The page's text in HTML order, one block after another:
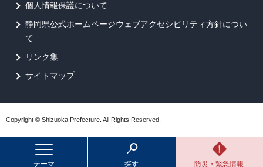
テーマ 探す 防災・緊急情報
個人情報保護について
静岡県公式ホームページウェブアクセシビリティ方針につい
て
リンク集
サイトマップ
Copyright © Shizuoka Prefecture. All Rights Reserved.